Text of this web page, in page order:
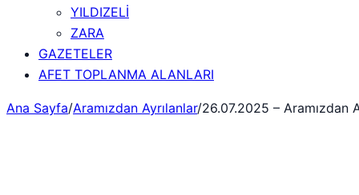
YILDIZELİ
ZARA
GAZETELER
AFET TOPLANMA ALANLARI
Ana Sayfa/Aramızdan Ayrılanlar/26.07.2025 – Aramızdan